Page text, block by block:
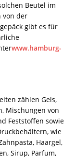
Beutel im
von der
gibt es für
www.hamburg-
zählen Gels,
Mischungen von
Feststoffen sowie
wie
Haargel,
Sirup, Parfum,